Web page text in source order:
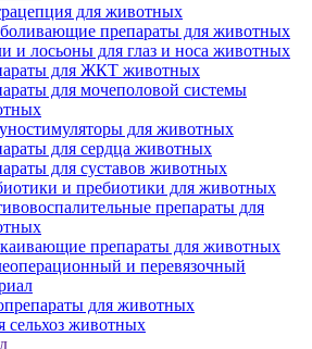
для животных
препараты для животных
и лосьоны для глаз и носа животных
для ЖКТ животных
для мочеполовой системы
для животных
для сердца животных
для суставов животных
и пребиотики для животных
препараты для
препараты для животных
и перевязочный
для животных
сельхоз животных